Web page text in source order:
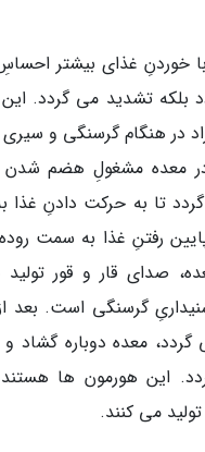
خوردنِ غذای بیشتر
بلکه تشدید می گردد.
در هنگام گرسنگی و
معده مشغولِ هضم شدن
تا به حرکت دادنِ غذا
رفتنِ غذا به سمت
صدای قار و قور
گرسنگی است. بعد
گردد، معده دوباره گشاد
این هورمون ها
می کنند.